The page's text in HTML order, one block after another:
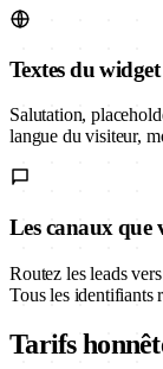
Textes du
Salutation,
langue du visiteur,
Les canaux que
Routez les leads
Tous les identifiants
Tarifs